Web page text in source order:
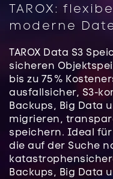
TAROX:
moderne
TAROX Data S3
sicheren
bis zu 75 %
ausfallsicher, S3-
Backups, Big Data
migrieren,
speichern. Ideal für
die auf der Suche
Backups, Big Data